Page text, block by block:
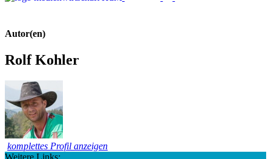
Autor(en)
Rolf Kohler
komplettes Profil anzeigen
Weitere Links: